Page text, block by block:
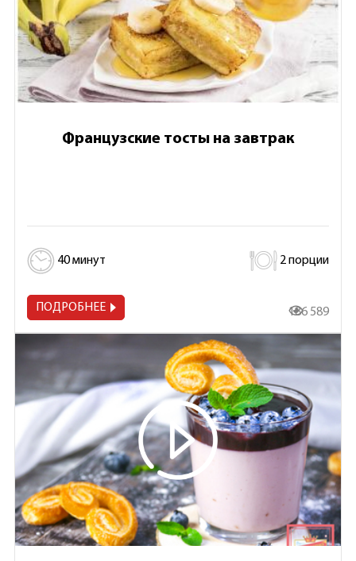
Французские тосты на завтрак
40 минут 2 порции
ПОДРОБНЕЕ 186 589